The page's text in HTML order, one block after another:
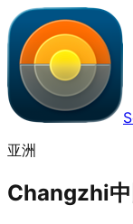
亚洲
Changzhi